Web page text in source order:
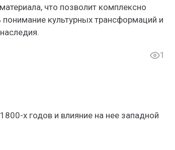
что позволит комплексно
культурных трансформаций и
1
х годов и влияние на нее западной